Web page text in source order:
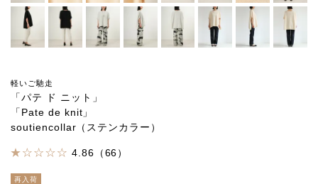
軽いご馳走
「パテ ド ニット」
「Pate de knit」
soutiencollar（ステンカラー）
4.86（66）
再入荷